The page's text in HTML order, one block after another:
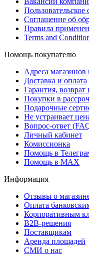
Пользовательское
Соглашение об
Правила
Terms and
Помощь покупателю
Адреса
Доставка и оплата
Гарантия, возврат
Покупки в
Подарочные
Не устраивает
Вопрос-ответ
Личный кабинет
Комиссионка
Помощь в
Помощь в MAX
Информация
Отзывы о
Оплата
Корпоративным
B2B-решения
Поставщикам
Аренда площадей
СМИ о нас